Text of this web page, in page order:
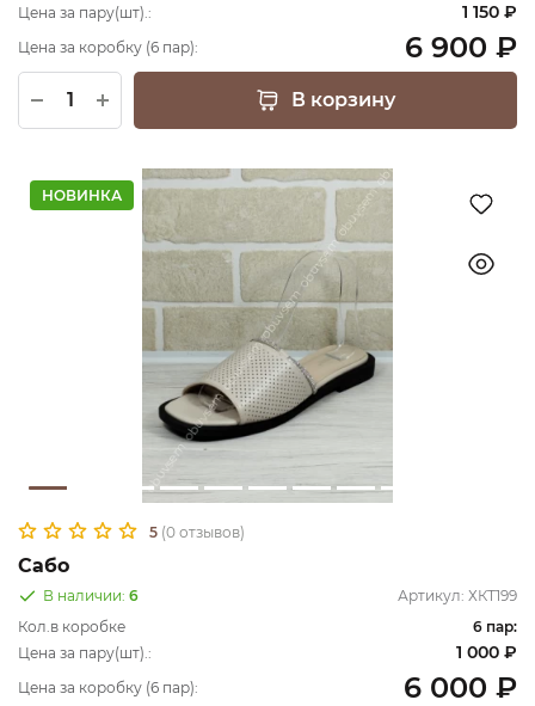
Цена за пару(шт).:
1 150 ₽
Цена за коробку (6 пар): 6 900 ₽
В корзину
НОВИНКА
5 (0 отзывов)
Сабо
В наличии: 6 Артикул: ХКТ199
Кол.в коробке
6 пар:
Цена за пару(шт).:
1 000 ₽
Цена за коробку (6 пар): 6 000 ₽